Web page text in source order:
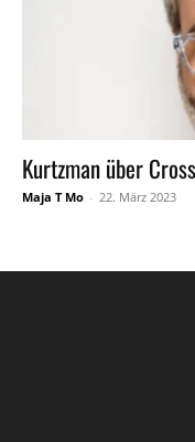
Kurtzman über
Maja T Mo - 22. März 2023